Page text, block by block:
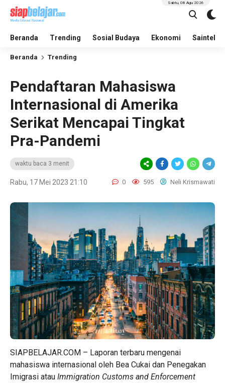
Beranda Trending Sosial Budaya Ekonomi Saintek
Sabtu, 08 Agu 2026
Beranda Trending
Pendaftaran Mahasiswa
Internasional di Amerika
Serikat Mencapai Tingkat
Pra-Pandemi
waktu baca 3 menit
Rabu, 17 Mei 2023 21:10 0 595 Neli Krismawati
SIAPBELAJAR.COM – Laporan terbaru mengenai
mahasiswa internasional oleh Bea Cukai dan Penegakan
Imigrasi atau Immigration Customs and Enforcement